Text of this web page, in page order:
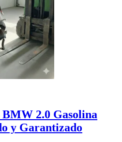
2.0 Gasolina
y Garantizado